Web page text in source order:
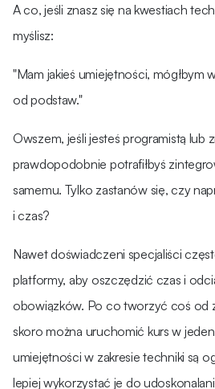
A co, jeśli znasz się na kwestiach
myślisz:
"Mam jakieś umiejętności, mógłbym
od podstaw."
Owszem, jeśli jesteś programistą lub
prawdopodobnie potrafiłbyś
samemu. Tylko zastanów się, czy
i czas?
Nawet doświadczeni specjaliści
platformy, aby oszczędzić czas i
obowiązków. Po co tworzyć coś od
skoro można uruchomić kurs w
umiejętności w zakresie techniki są
lepiej wykorzystać je do